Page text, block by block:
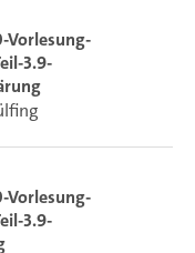
Vorlesung-
3.9-
Vorlesung-
3.9-